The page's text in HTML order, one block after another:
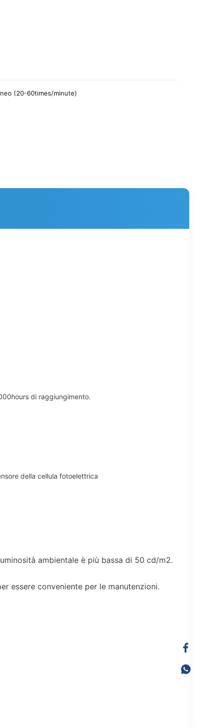
(20-60times/minute)
di raggiungimento.
della cellula fotoelettrica
ambientale è più bassa di 50 cd/m2.
essere conveniente per le manutenzioni.